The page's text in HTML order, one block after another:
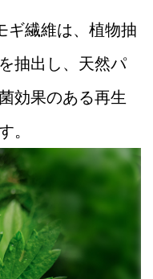
ギ繊維は、植物抽
抽出し、天然パ
効果のある再生
。